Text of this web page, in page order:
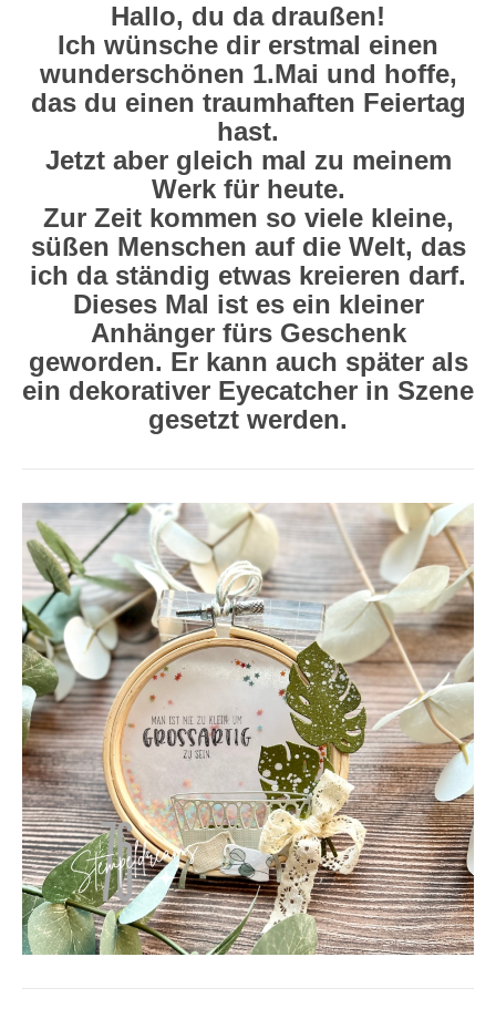
Hallo, du da draußen!
Ich wünsche dir erstmal einen
wunderschönen 1.Mai und hoffe,
das du einen traumhaften Feiertag
hast.
Jetzt aber gleich mal zu meinem
Werk für heute.
Zur Zeit kommen so viele kleine,
süßen Menschen auf die Welt, das
ich da ständig etwas kreieren darf.
Dieses Mal ist es ein kleiner
Anhänger fürs Geschenk
geworden. Er kann auch später als
ein dekorativer Eyecatcher in Szene
gesetzt werden.